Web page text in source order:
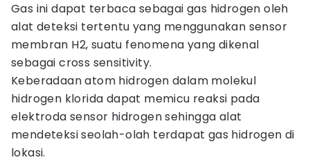
Gas ini dapat terbaca sebagai gas hidrogen oleh
alat deteksi tertentu yang menggunakan sensor
membran H2, suatu fenomena yang dikenal
sebagai cross sensitivity.
Keberadaan atom hidrogen dalam molekul
hidrogen klorida dapat memicu reaksi pada
elektroda sensor hidrogen sehingga alat
mendeteksi seolah-olah terdapat gas hidrogen di
lokasi.